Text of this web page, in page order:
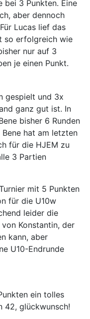
bei 3 Punkten. Eine
aber dennoch
Lucas lief das
so erfolgreich wie
nur auf 3
je einen Punkt.
gespielt und 3x
ganz gut ist. In
bisher 6 Runden
hat am letzten
für die HJEM zu
3 Partien
mit 5 Punkten
für die U10w
leider die
Konstantin, der
kann, aber
U10-Endrunde
ein tolles
42, glückwunsch!